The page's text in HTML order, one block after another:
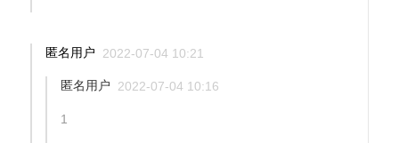
匿名用户 2022-07-04 10:21
匿名用户 2022-07-04 10:16
1